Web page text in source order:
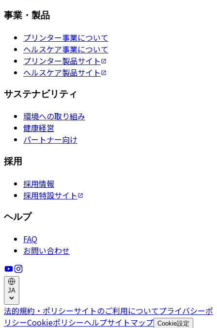
事業・製品
プリンター事業について
ヘルスケア事業について
プリンター製品サイト
ヘルスケア製品サイト
サステナビリティ
環境への取り組み
健康経営
パートナー向け
採用
採用情報
採用特設サイト
ヘルプ
FAQ
お問い合わせ
JA
法的規約・ポリシーサイトのご利用についてプライバシーポ
リシーCookieポリシーヘルプサイトマップ Cookie設定